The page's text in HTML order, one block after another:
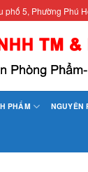
phố 5, Phường Phú
PHẨM NGUYÊN